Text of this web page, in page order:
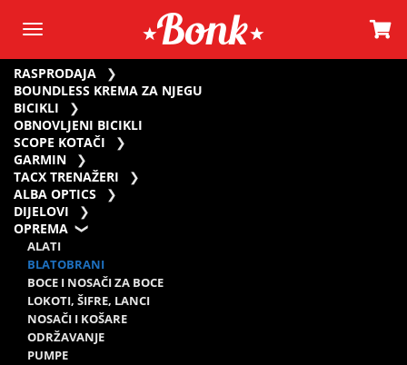
RASPRODAJA
BOUNDLESS KREMA ZA NJEGU
BICIKLI
OBNOVLJENI BICIKLI
SCOPE KOTAČI
GARMIN
TACX TRENAŽERI
ALBA OPTICS
DIJELOVI
OPREMA
ALATI
BLATOBRANI
BOCE I NOSAČI ZA BOCE
LOKOTI, ŠIFRE, LANCI
NOSAČI I KOŠARE
ODRŽAVANJE
PUMPE